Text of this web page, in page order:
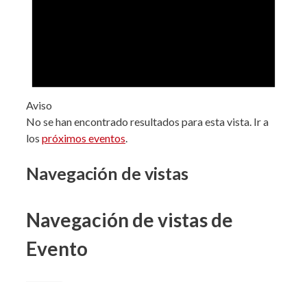
Aviso
No se han encontrado resultados para esta vista. Ir a
los próximos eventos.
Navegación de vistas
Navegación de vistas de
Evento